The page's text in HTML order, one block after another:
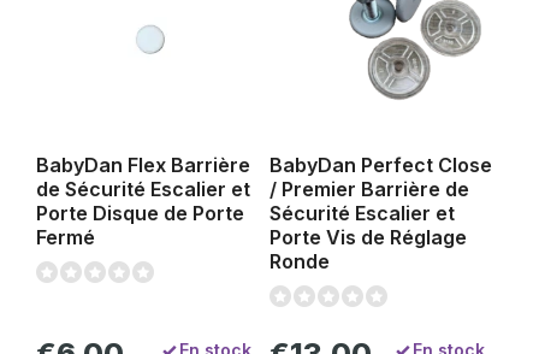
BabyDan Flex Barrière
de Sécurité Escalier et
Porte Disque de Porte
Fermé
En stock
BabyDan Perfect Close
/ Premier Barrière de
Sécurité Escalier et
Porte Vis de Réglage
Ronde
En stock